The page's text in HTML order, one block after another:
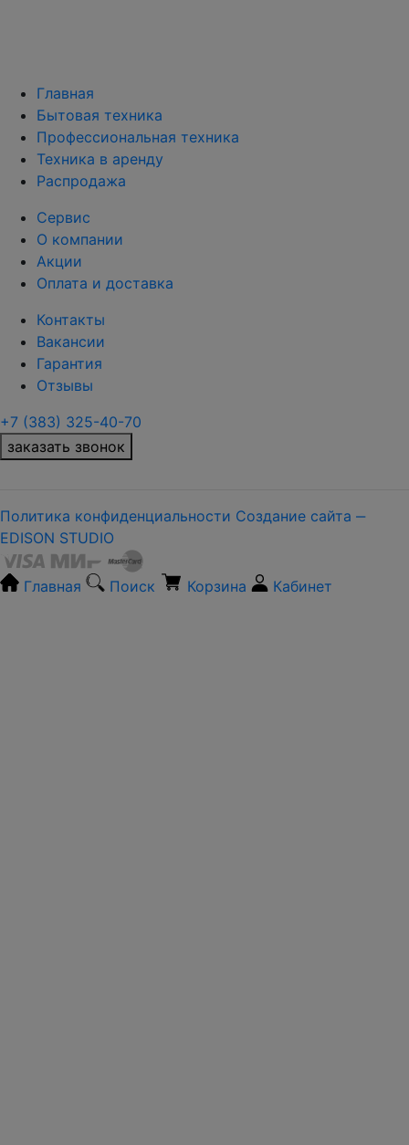
Главная
Бытовая техника
Профессиональная техника
Техника в аренду
Распродажа
Сервис
О компании
Акции
Оплата и доставка
Контакты
Вакансии
Гарантия
Отзывы
+7 (383) 325-40-70
заказать звонок
Политика конфиденциальности Создание сайта ‒
EDISON STUDIO
Главная Поиск Корзина Кабинет